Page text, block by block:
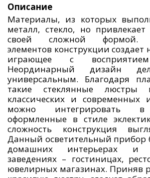
Описание
Материалы, из которых
металл, стекло, но
своей сложной формой.
элементов конструкции создает
играющее с
Неординарный дизайн
универсальным. Благодаря
такие стеклянные люстры
классических и современных
можно интегрировать в
оформленные в стиле
сложность конструкция
Данный осветительный прибор
домашних интерьерах и
заведениях – гостиницах,
ювелирных магазинах. Приняв